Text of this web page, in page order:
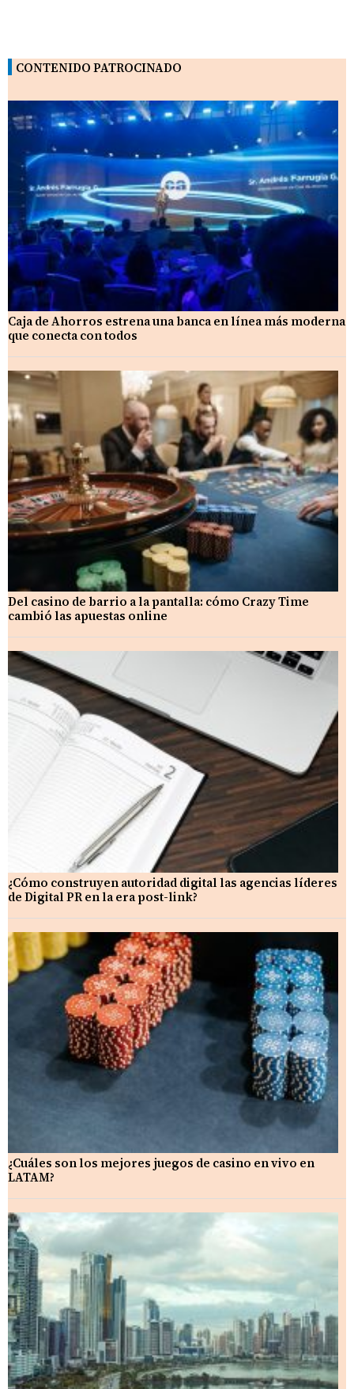
CONTENIDO PATROCINADO
Caja de Ahorros estrena una banca en línea más moderna
que conecta con todos
Del casino de barrio a la pantalla: cómo Crazy Time
cambió las apuestas online
¿Cómo construyen autoridad digital las agencias líderes
de Digital PR en la era post-link?
¿Cuáles son los mejores juegos de casino en vivo en
LATAM?